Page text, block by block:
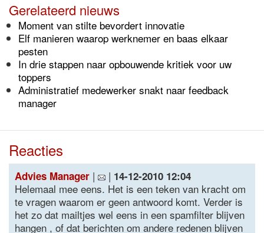
Gerelateerd nieuws
Moment van stilte bevordert innovatie
Elf manieren waarop werknemer en baas elkaar
pesten
In drie stappen naar opbouwende kritiek voor uw
toppers
Administratief medewerker snakt naar feedback
manager
Reacties
Advies Manager | | 14-12-2010 12:04
Helemaal mee eens. Het is een teken van kracht om
te vragen waarom er geen antwoord komt. Verder is
het zo dat mailtjes wel eens in een spamfilter blijven
hangen , of dat berichten om andere redenen blijven